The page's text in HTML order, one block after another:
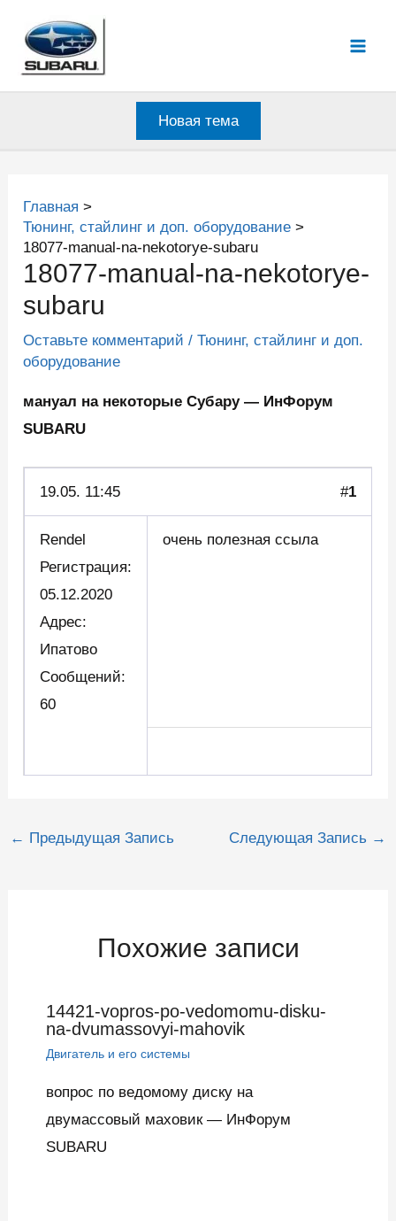
содержимому
Новая тема
Главная
Тюнинг, стайлинг и доп. оборудование
18077-manual-na-nekotorye-subaru
18077-manual-na-nekotorye-
subaru
Оставьте комментарий /Тюнинг, стайлинг и доп.
оборудование
мануал на некоторые Субару — ИнФорум
SUBARU
19.05. 11:45 #1
Rendel
Регистрация:
05.12.2020
Адрес:
Ипатово
Сообщений:
60
очень полезная ссыла
Навигация
← Предыдущая Запись Следующая Запись →
Похожие записи
14421-vopros-po-vedomomu-disku-
na-dvumassovyi-mahovik
Двигатель и его системы
вопрос по ведомому диску на
двумассовый маховик — ИнФорум
SUBARU